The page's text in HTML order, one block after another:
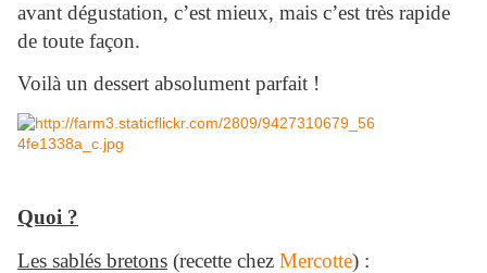
avant dégustation, c’est mieux, mais c’est très rapide
de toute façon.
Voilà un dessert absolument parfait !
Quoi ?
Les sablés bretons (recette chez Mercotte) :